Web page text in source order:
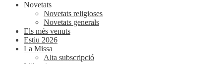
Novetats
Novetats religioses
Novetats generals
Els més venuts
Estiu 2026
La Missa
Alta subscripció